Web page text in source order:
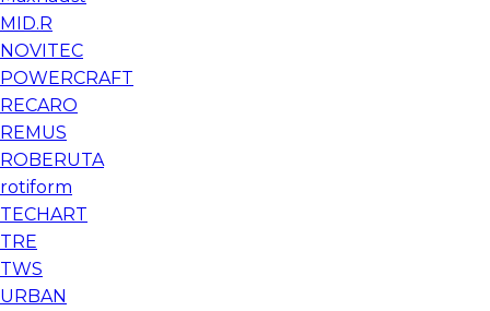
MID.R
NOVITEC
POWERCRAFT
RECARO
REMUS
ROBERUTA
rotiform
TECHART
TRE
TWS
URBAN